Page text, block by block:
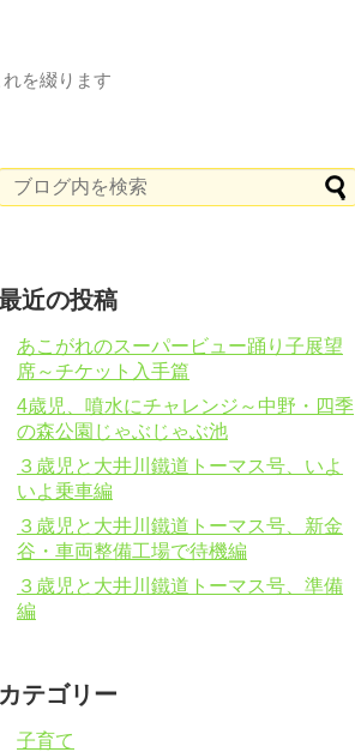
を綴ります
近の投稿
あこがれのスーパービュー踊り子展望
席～チケット入手篇
4歳児、噴水にチャレンジ～中野・四季
の森公園じゃぶじゃぶ池
３歳児と大井川鐵道トーマス号、いよ
いよ乗車編
３歳児と大井川鐵道トーマス号、新金
谷・車両整備工場で待機編
３歳児と大井川鐵道トーマス号、準備
編
カテゴリー
子育て